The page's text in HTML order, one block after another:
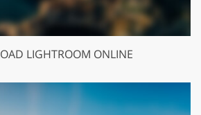
LIGHTROOM ONLINE